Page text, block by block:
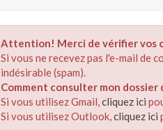
Attention! Merci de vérifier vos
Si vous ne recevez pas l'e-mail de
indésirable (spam).
Comment consulter mon dossier
Si vous utilisez Gmail,cliquez ici
Si vous utilisez Outlook,cliquez ici